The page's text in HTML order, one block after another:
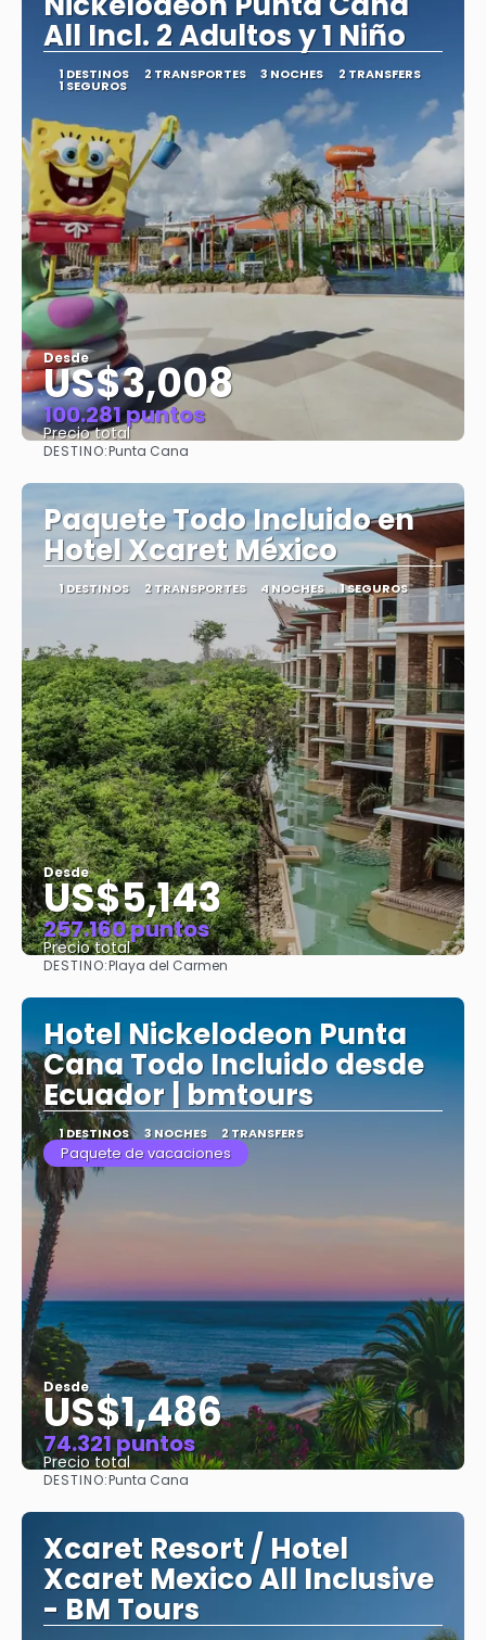
All Incl. 2 Adultos y 1 Niño
1 DESTINOS 2 TRANSPORTES 3 NOCHES 2 TRANSFERS
1 SEGUROS
Desde
US$3,008
100.281 puntos
Precio total
DESTINO:Punta Cana
Paquete Todo Incluido en
Hotel Xcaret México
1 DESTINOS 2 TRANSPORTES 4 NOCHES 1 SEGUROS
Desde
US$5,143
257.160 puntos
Precio total
DESTINO:Playa del Carmen
Hotel Nickelodeon Punta
Cana Todo Incluido desde
Ecuador | bmtours
1 DESTINOS 3 NOCHES 2 TRANSFERS
Paquete de vacaciones
Desde
US$1,486
74.321 puntos
Precio total
DESTINO:Punta Cana
Xcaret Resort / Hotel
Xcaret Mexico All Inclusive
- BM Tours